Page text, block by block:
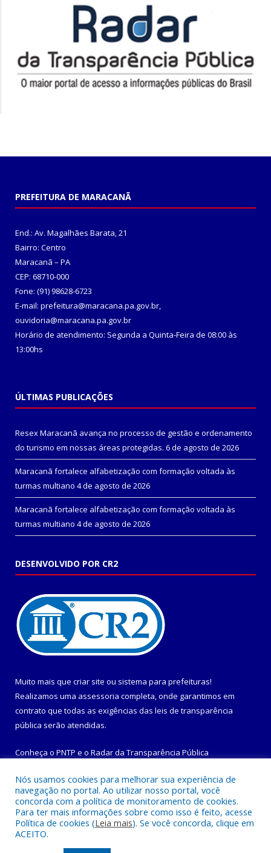
PREFEITURA DE MARACANÃ
End.: Av. Magalhães Barata, 21
Bairro: Centro
Maracanã – PA
CEP: 68710-000
Fone: (91) 98628-6723
E-mail: prefeitura@maracana.pa.gov.br,
ouvidoria@maracana.pa.gov.br
Horário de atendimento: Segunda a Quinta-Feira de 08:00 às
13:00hs
ÚLTIMAS PUBLICAÇÕES
Resex Maracanã avança no processo de gestão e ordenamento
do turismo em nossas áreas protegidas. 6 de agosto de 2026
Maracanã fortalece alfabetização com formação voltada às
turmas multiano 4 de agosto de 2026
Maracanã fortalece alfabetização com formação voltada às
turmas multiano 4 de agosto de 2026
DESENVOLVIDO POR CR2
Muito mais que criar site ou sistema para prefeituras!
Realizamos uma assessoria completa, onde garantimos em
contrato que todas as exigências das leis de transparência
pública serão atendidas.
Conheça o PNTP e o Radar da Transparência Pública
Todos os direitos reservados a Prefeitura Municipal de
Maracanã.
Nós usamos cookies para melhorar sua experiência de
navegação no portal. Ao utilizar nosso portal, você
concorda com a política de monitoramento de cookies.
Para ter mais informações sobre como isso é feito, acesse
Política de cookies (Leia mais). Se você concorda, clique em
ACEITO.